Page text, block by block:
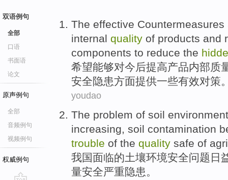
双语例句
全部
口语
书面语
论文
原声例句
全部
音频例句
视频例句
权威例句
The effective Countermeasures
internal quality of products and
components to reduce the
希望能够对今后提高产品内部质
安全隐患方面提供一些有效对策
youdao
The problem of soil environment
increasing, soil contamination
trouble of the quality safe of
我国面临的土壤环境安全问题 日
量安全严重隐患。